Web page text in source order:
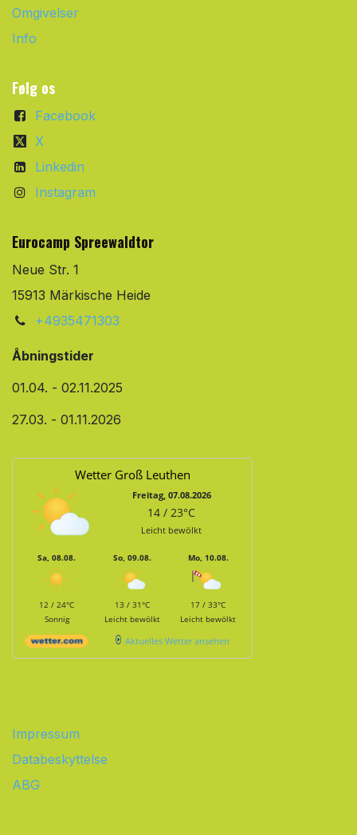
Omgivelser
Info
Følg os
Facebook
X
Linkedin
Instagram
Eurocamp Spreewaldtor
Neue Str. 1
15913 Märkische Heide
+4935471303
Åbningstider
01.04. - 02.11.2025
27.03. - 01.11.2026
Wetter Groß Leuthen
Freitag, 07.08.2026
14 / 23°C
Leicht bewölkt
Sa, 08.08.
12 / 24°C
Sonnig
So, 09.08.
13 / 31°C
Leicht bewölkt
Mo, 10.08.
17 / 33°C
Leicht bewölkt
Aktuelles Wetter ansehen
Impressum
Databeskyttelse
ABG